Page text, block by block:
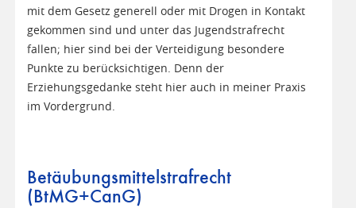
mit dem Gesetz generell oder mit Drogen in Kontakt
gekommen sind und unter das Jugendstrafrecht
fallen; hier sind bei der Verteidigung besondere
Punkte zu berücksichtigen. Denn der
Erziehungsgedanke steht hier auch in meiner Praxis
im Vordergrund.
Betäubungsmittelstrafrecht
(BtMG+CanG)